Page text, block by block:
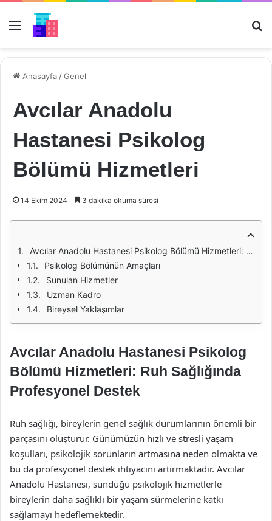
Menü
Anasayfa /Genel
Avcılar Anadolu
Hastanesi Psikolog
Bölümü Hizmetleri
14 Ekim 2024 3 dakika okuma süresi
Avcılar Anadolu Hastanesi Psikolog Bölümü Hizmetleri: Ruh Sağlığında Profesyonel Destek
Psikolog Bölümünün Amaçları
Sunulan Hizmetler
Uzman Kadro
Bireysel Yaklaşımlar
Avcılar Anadolu Hastanesi Psikolog
Bölümü Hizmetleri: Ruh Sağlığında
Profesyonel Destek
Ruh sağlığı, bireylerin genel sağlık durumlarının önemli bir
parçasını oluşturur. Günümüzün hızlı ve stresli yaşam
koşulları, psikolojik sorunların artmasına neden olmakta ve
bu da profesyonel destek ihtiyacını artırmaktadır. Avcılar
Anadolu Hastanesi, sunduğu psikolojik hizmetlerle
bireylerin daha sağlıklı bir yaşam sürmelerine katkı
sağlamayı hedeflemektedir.